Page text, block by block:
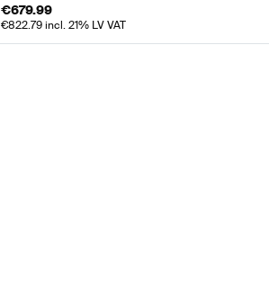
€679.99
€822.79incl. 21% LV VAT